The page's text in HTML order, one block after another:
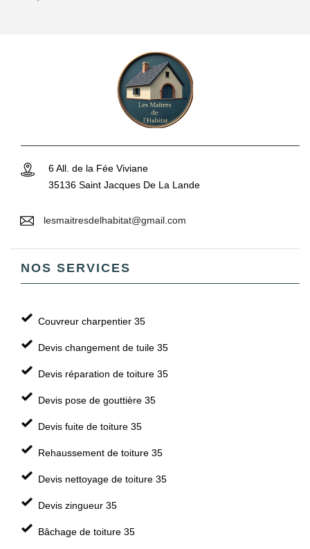
6 All. de la Fée Viviane
35136 Saint Jacques De La Lande
lesmaitresdelhabitat@gmail.com
NOS SERVICES
Couvreur charpentier 35
Devis changement de tuile 35
Devis réparation de toiture 35
Devis pose de gouttière 35
Devis fuite de toiture 35
Rehaussement de toiture 35
Devis nettoyage de toiture 35
Devis zingueur 35
Bâchage de toiture 35